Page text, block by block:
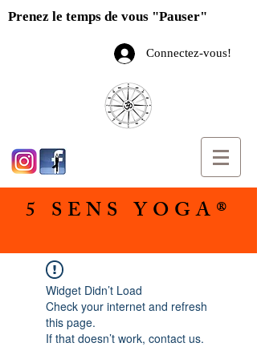
Prenez le temps de vous "Pauser"
Connectez-vous!
5 SENS YOGA®
Widget Didn’t Load
Check your internet and refresh
this page.
If that doesn’t work, contact us.